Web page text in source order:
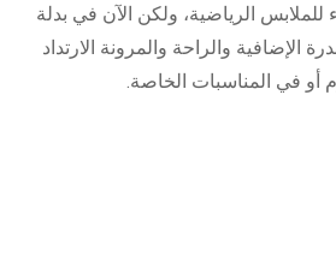
الرياضية، ولكن الآن في بدلة
الإضافية والراحة والمرونة الارتداد
أو في المناسبات الخاصة.